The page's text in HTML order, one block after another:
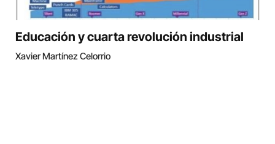
Educación y cuarta revolución industrial
Xavier Martínez Celorrio